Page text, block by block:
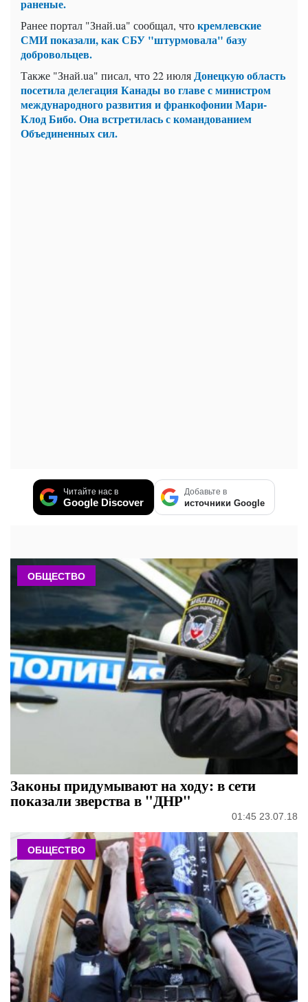
раненые.
Ранее портал "Знай.ua" сообщал, чтокремлевские
СМИ показали, как СБУ "штурмовала" базу
добровольцев.
Также "Знай.ua" писал, что 22 июляДонецкую область
посетила делегация Канады во главе с министром
международного развития и франкофонии Мари-
Клод Бибо. Она встретилась с командованием
Объединенных сил.
Читайте нас в
Google Discover
Добавьте в
источники Google
ОБЩЕСТВО
Законы придумывают на ходу: в сети
показали зверства в "ДНР"
01:45 23.07.18
ОБЩЕСТВО